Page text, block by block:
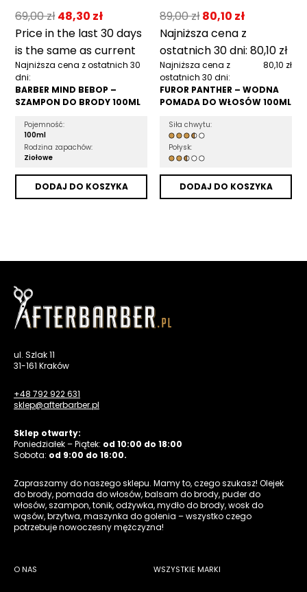
69,00zł 48,30 zł
Price in the last 30 days
is the same as current
Najniższa cena z ostatnich 30
dni:
BARBER MIND BEBOP –
SZAMPON DO BRODY 100ML
Pojemność:
100ml
Rodzina zapachów:
Ziołowe
DODAJ DO KOSZYKA
89,00zł 80,10 zł
Najniższa cena z
ostatnich 30 dni: 80,10 zł
Najniższa cena z
ostatnich 30 dni:
80,10 zł
FUROR PANTHER – WODNA
POMADA DO WŁOSÓW 100ML
Siła chwytu:
Połysk:
DODAJ DO KOSZYKA
ul. Szlak 11
31-161 Kraków
+48 792 922 631
sklep@afterbarber.pl
Sklep otwarty:
Poniedziałek – Piątek: od 10:00 do 18:00
Sobota: od 9:00 do 16:00.
Zapraszamy do naszego sklepu. Mamy to, czego szukasz! Olejek
do brody, pomada do włosów, balsam do brody, puder do
włosów, szampon, tonik, odżywka, mydło do brody, wosk do
wąsów, brzytwa, maszynka do golenia – wszystko czego
potrzebuje nowoczesny mężczyzna!
O NAS WSZYSTKIE MARKI